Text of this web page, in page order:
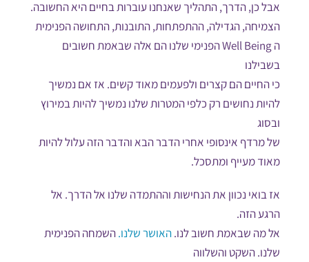
אבל כן, הדרך, התהליך שאנחנו עוברות בחיים היא החשובה.
הצמיחה, הגדילה, ההתפתחות, התובנות, התחושה הפנימית
ה Well Being הפנימי שלנו הם אלה שבאמת חשובים
בשבילנו
כי החיים הם קצרים ולפעמים מאוד קשים. אז אם נמשיך
להיות נחושים רק כלפי המטרות שלנו נמשיך להיות במירוץ
ובסוג
של מרדף אינסופי אחרי הדבר הבא והדבר הזה עלול להיות
מאוד מעייף ומתסכל.
אז בואי נכוון את הנחישות וההתמדה שלנו אל הדרך. אל
הרגע הזה.
אל מה שבאמת חשוב לנו.האושר שלנו.השמחה הפנימית
שלנו. השקט והשלווה